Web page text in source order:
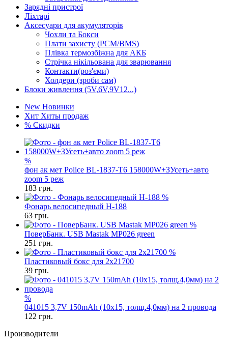
Зарядні пристрої
Ліхтарі
Аксесуари для акумуляторів
Чохли та Бокси
Плати захисту (PCM/BMS)
Плівка термозбіжна для АКБ
Стрічка нікільована для зварювання
Контакти(роз'єми)
Холдери (зроби сам)
Блоки живлення (5V,6V,9V12...)
New Новинки
Хит Хиты продаж
% Скидки
%
фон ак мет Police BL-1837-T6 158000W+ЗУсеть+авто
zoom 5 реж
183 грн.
%
Фонарь велосипедный H-188
63 грн.
%
ПоверБанк. USB Mastak MP026 green
251 грн.
%
Пластиковый бокс для 2x21700
39 грн.
%
041015 3,7V 150mAh (10x15, толщ.4,0мм) на 2 провода
122 грн.
Производители